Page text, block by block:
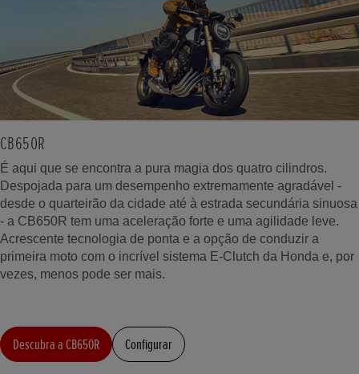
CB650R
É aqui que se encontra a pura magia dos quatro cilindros.
Despojada para um desempenho extremamente agradável -
desde o quarteirão da cidade até à estrada secundária sinuosa
- a CB650R tem uma aceleração forte e uma agilidade leve.
Acrescente tecnologia de ponta e a opção de conduzir a
primeira moto com o incrível sistema E-Clutch da Honda e, por
vezes, menos pode ser mais.
Descubra a CB650R Configurar